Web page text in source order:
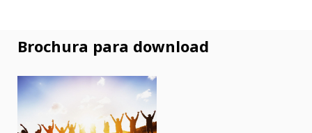
Brochura para download